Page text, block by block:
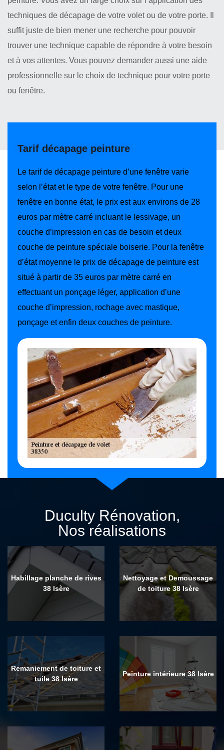
techniques de décapage de votre volet ou de votre porte. Il
suffit juste de bien mener une recherche pour pouvoir
trouver une technique capable de répondre à votre besoin
et à vos attentes. Vous pouvez demander aussi une aide
professionnelle sur le choix de technique pour votre porte
ou fenêtre.
Tarif décapage peinture
Le tarif de décapage peinture d’une fenêtre varie
selon l’état et le type de votre fenêtre. Pour une
fenêtre en bonne état, le prix est aux environs de 28
euros par mètre carré incluant le lessivage, un
couche d’impression en cas de besoin et deux
couche de peinture spéciale boiserie. Pour la fenêtre
d’état moyenne le prix de décapage de peinture est
situé à partir de 35 euros par mètre carré en
effectuant un ponçage léger, application d’une
couche d’impression, rochage avec mastique,
ponçage et enfin deux couches de peinture.
Duculty Rénovation,
Nos réalisations
Habillage planche de rives
38 Isère
Nettoyage et Demoussage
de toiture 38 Isère
Remaniement de toiture et
tuile 38 Isère
Peinture intérieure 38 Isère